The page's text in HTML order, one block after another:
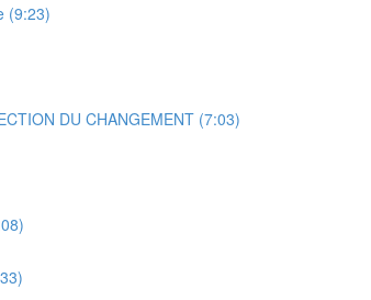
(9:23)
DU CHANGEMENT (7:03)